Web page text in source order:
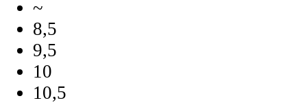
~
8,5
9,5
10
10,5